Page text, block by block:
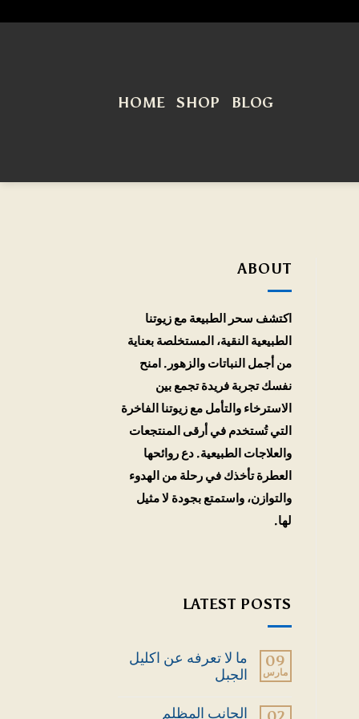
BLOG
SHOP
HOME
ABOUT
اكتشف سحر الطبيعة مع زيوتنا
الطبيعية النقية، المستخلصة بعناية
من أجمل النباتات والزهور. امنح
نفسك تجربة فريدة تجمع بين
الاسترخاء والتأمل مع زيوتنا الفاخرة
التي تُستخدم في أرقى المنتجعات
والعلاجات الطبيعية. دع روائحها
العطرة تأخذك في رحلة من الهدوء
والتوازن، واستمتع بجودة لا مثيل
لها.
LATEST POSTS
09
مارس
ما لا تعرفه عن اكليل
الجبل
تعليقات
الجانب المظلم